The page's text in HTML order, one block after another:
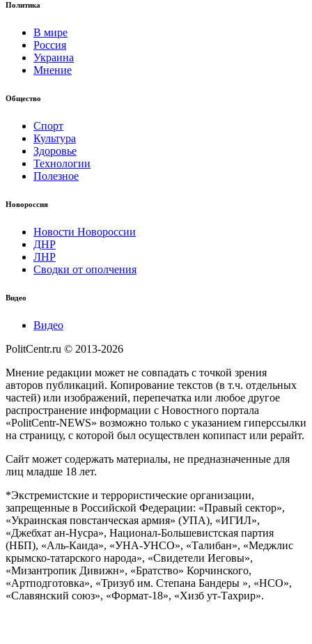
Политика
В мире
Россия
Украина
Мнение
Общество
Спорт
Культура
Здоровье
Технологии
Полезное
Новороссия
Новости Новороссии
ДНР
ЛНР
Сводки от ополчения
Видео
Видео
PolitCentr.ru © 2013-2026
Мнение редакции может не совпадать с точкой зрения
авторов публикаций. Копирование текстов (в т.ч. отдельных
частей) или изображений, перепечатка или любое другое
распространение информации с Новостного портала
«PolitCentr-NEWS» возможно только с указанием гиперссылки
на страницу, с которой был осуществлен копипаст или рерайт.
Сайт может содержать материалы, не предназначенные для
лиц младше 18 лет.
*Экстремистские и террористические организации,
запрещенные в Российской Федерации: «Правый сектор»,
«Украинская повстанческая армия» (УПА), «ИГИЛ»,
«Джебхат ан-Нусра», Национал-Большевистская партия
(НБП), «Аль-Каида», «УНА-УНСО», «Талибан», «Меджлис
крымско-татарского народа», «Свидетели Иеговы»,
«Мизантропик Дивижн», «Братство» Корчинского,
«Артподготовка», «Тризуб им. Степана Бандеры », «НСО»,
«Славянский союз», «Формат-18», «Хизб ут-Тахрир».